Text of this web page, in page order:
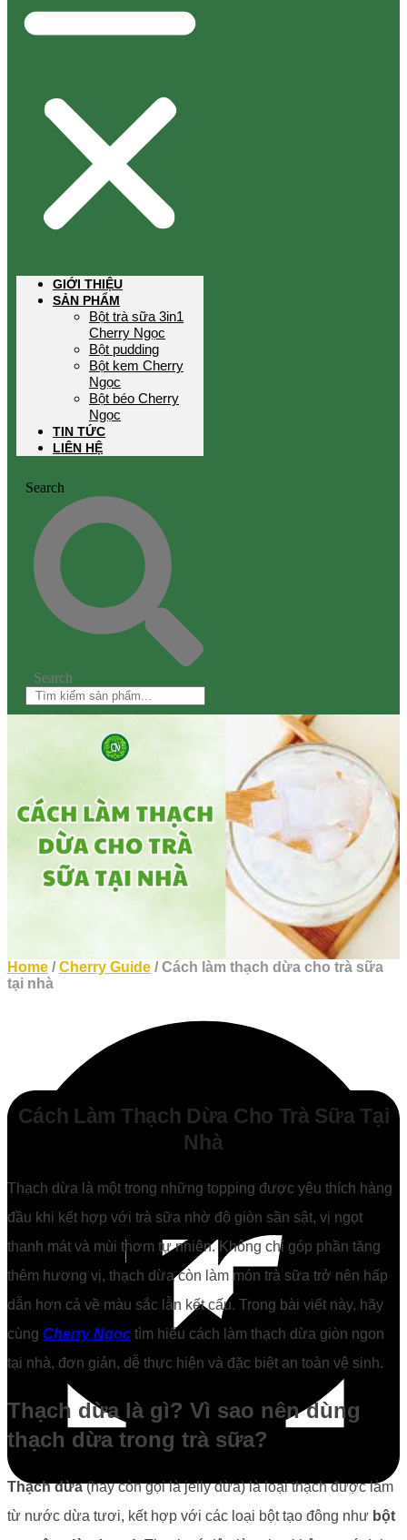
GIỚI THIỆU
SẢN PHẨM
Bột trà sữa 3in1
Cherry Ngọc
Bột pudding
Bột kem Cherry
Ngọc
Bột béo Cherry
Ngọc
TIN TỨC
LIÊN HỆ
Search
Search
Home / Cherry Guide / Cách làm thạch dừa cho trà sữa
tại nhà
Cách Làm Thạch Dừa Cho Trà Sữa Tại
Nhà
Thạch dừa là một trong những topping được yêu thích hàng
đầu khi kết hợp với trà sữa nhờ độ giòn sần sật, vị ngọt
thanh mát và mùi thơm tự nhiên. Không chỉ góp phần tăng
thêm hương vị, thạch dừa còn làm món trà sữa trở nên hấp
dẫn hơn cả về màu sắc lẫn kết cấu. Trong bài viết này, hãy
cùng Cherry Ngọc tìm hiểu cách làm thạch dừa giòn ngon
tại nhà, đơn giản, dễ thực hiện và đặc biệt an toàn vệ sinh.
Thạch dừa là gì? Vì sao nên dùng
thạch dừa trong trà sữa?
Thạch dừa(hay còn gọi là jelly dừa) là loại thạch được làm
từ nước dừa tươi, kết hợp với các loại bột tạo đông như bột